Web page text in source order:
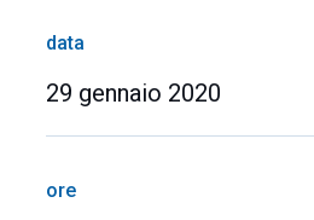
data
29 gennaio 2020
ore